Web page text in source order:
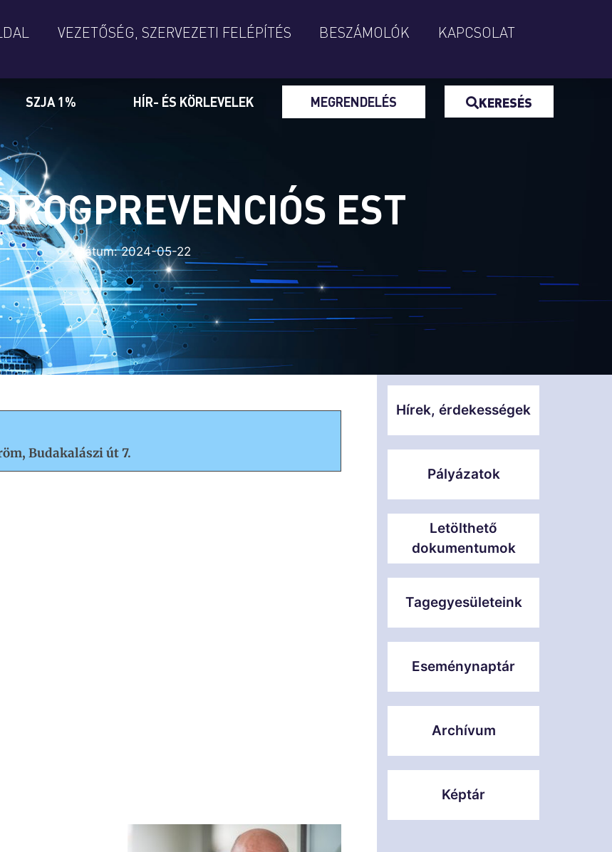
VEZETŐSÉG, SZERVEZETI FELÉPÍTÉS BESZÁMOLÓK KAPCSOLAT
SZJA 1% HÍR- ÉS KÖRLEVELEK MEGRENDELÉS KERESÉS
EST
Dátum:2024-05-22
Budakalászi út 7.
Hírek, érdekességek
Pályázatok
Letölthető
dokumentumok
Tagegyesületeink
Eseménynaptár
Archívum
Képtár